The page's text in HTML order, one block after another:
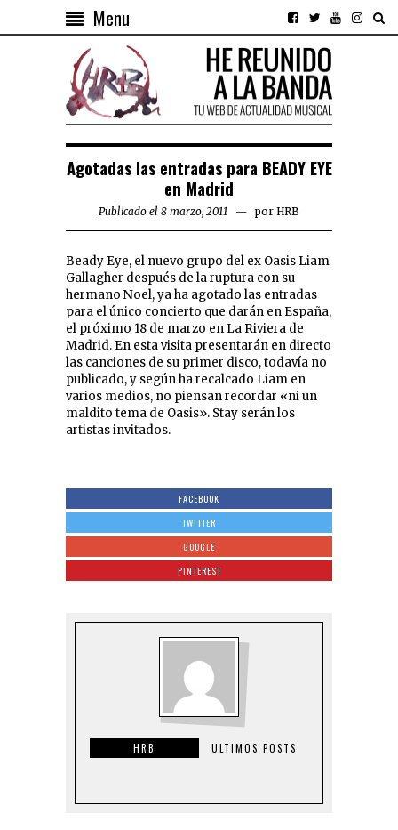
Menu
Agotadas las entradas para BEADY EYE
en Madrid
Publicado el 8 marzo, 2011 por HRB
Beady Eye, el nuevo grupo del ex Oasis Liam
Gallagher después de la ruptura con su
hermano Noel, ya ha agotado las entradas
para el único concierto que darán en España,
el próximo 18 de marzo en La Riviera de
Madrid. En esta visita presentarán en directo
las canciones de su primer disco, todavía no
publicado, y según ha recalcado Liam en
varios medios, no piensan recordar «ni un
maldito tema de Oasis». Stay serán los
artistas invitados.
FACEBOOK
TWITTER
GOOGLE
PINTEREST
HRB ULTIMOS POSTS